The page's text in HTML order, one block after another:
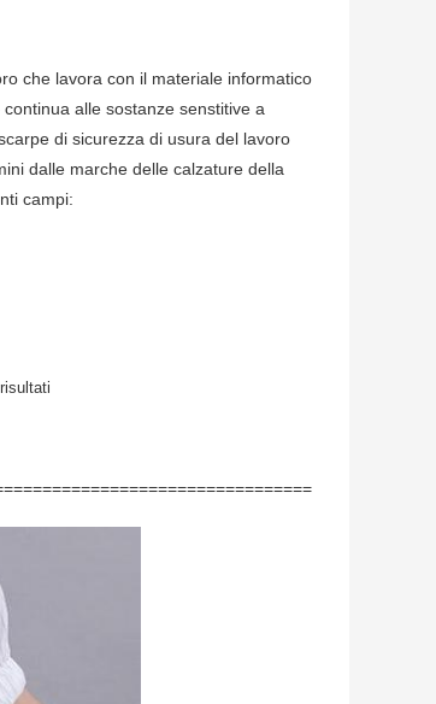
che lavora con il materiale informatico
alle sostanze senstitive a
di sicurezza di usura del lavoro
dalle marche delle calzature della
campi: